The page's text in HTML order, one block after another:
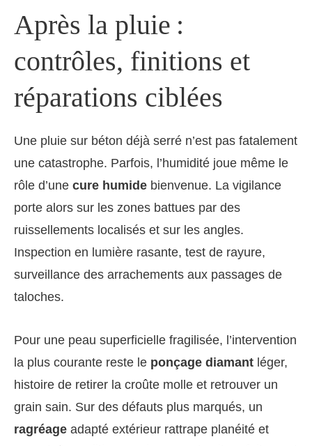
Après la pluie :
contrôles, finitions et
réparations ciblées
Une pluie sur béton déjà serré n’est pas fatalement
une catastrophe. Parfois, l’humidité joue même le
rôle d’une cure humide bienvenue. La vigilance
porte alors sur les zones battues par des
ruissellements localisés et sur les angles.
Inspection en lumière rasante, test de rayure,
surveillance des arrachements aux passages de
taloches.
Pour une peau superficielle fragilisée, l’intervention
la plus courante reste le ponçage diamant léger,
histoire de retirer la croûte molle et retrouver un
grain sain. Sur des défauts plus marqués, un
ragréage adapté extérieur rattrape planéité et